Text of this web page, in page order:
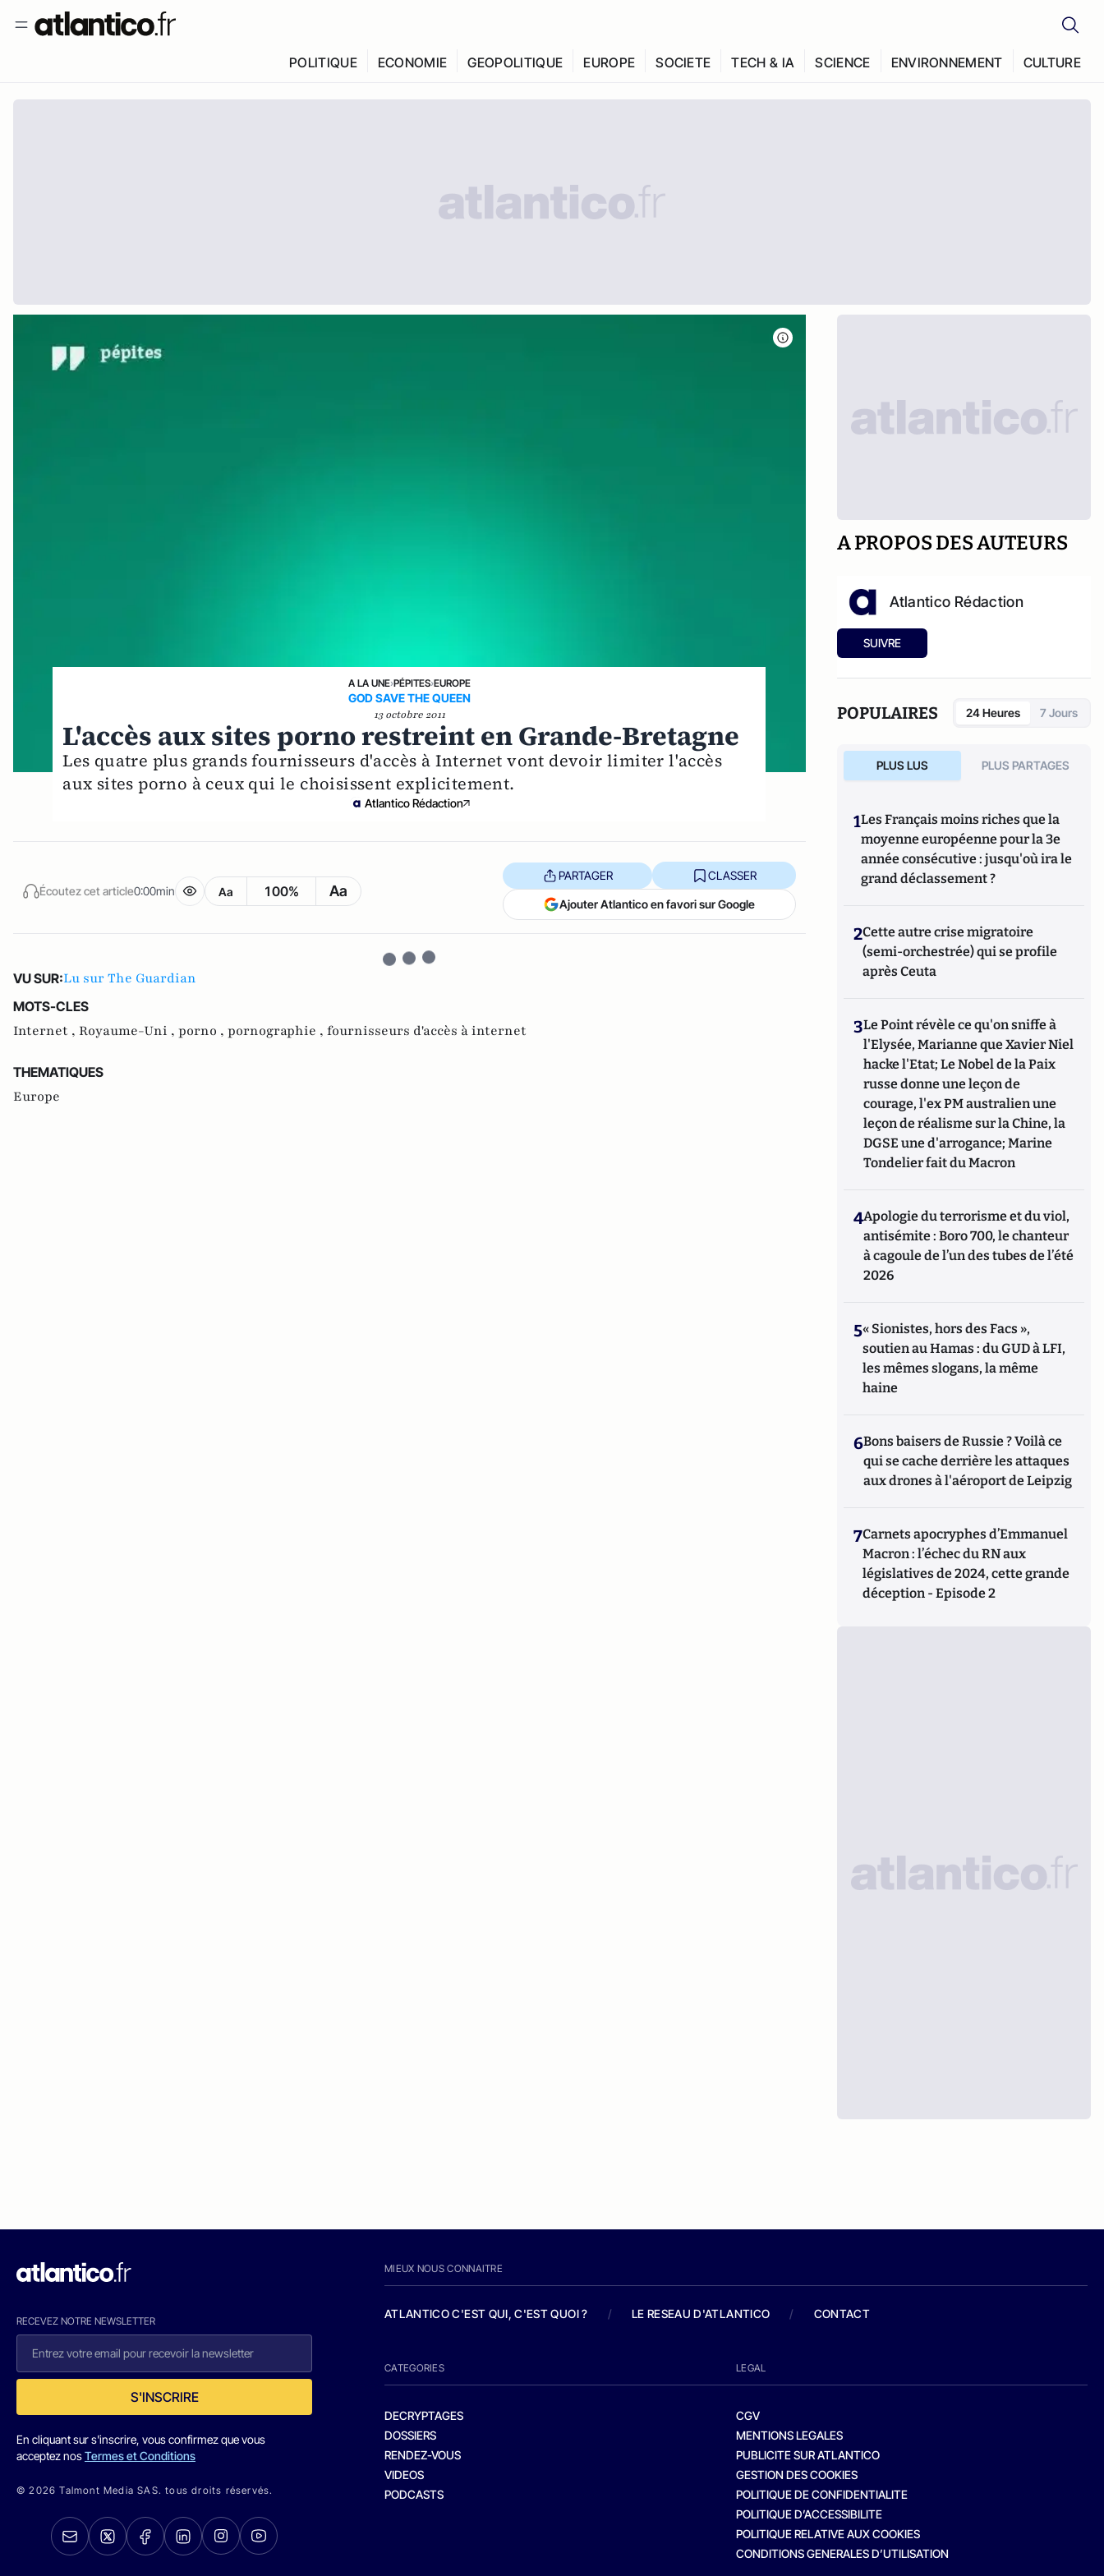
POLITIQUE ECONOMIE GEOPOLITIQUE EUROPE SOCIETE TECH & IA SCIENCE ENVIRONNEMENT CULTURE
A LA UNE›PÉPITES›EUROPE
GOD SAVE THE QUEEN
13 octobre 2011
L'accès aux sites porno restreint en Grande-Bretagne
Les quatre plus grands fournisseurs d'accès à Internet vont devoir limiter l'accès
aux sites porno à ceux qui le choisissent explicitement.
Atlantico Rédaction
Écoutez cet article0:00min Aa 100% Aa
PARTAGER CLASSER
Ajouter Atlantico en favori sur Google
VU SUR:Lu sur The Guardian
MOTS-CLES
Internet , Royaume-Uni , porno , pornographie , fournisseurs d'accès à internet
THEMATIQUES
Europe
A PROPOS DES AUTEURS
Atlantico Rédaction
SUIVRE
POPULAIRES 24 Heures 7 Jours
PLUS LUS PLUS PARTAGES
1Les Français moins riches que la
moyenne européenne pour la 3e
année consécutive : jusqu'où ira le
grand déclassement ?
2Cette autre crise migratoire
(semi-orchestrée) qui se profile
après Ceuta
3Le Point révèle ce qu'on sniffe à
l'Elysée, Marianne que Xavier Niel
hacke l'Etat; Le Nobel de la Paix
russe donne une leçon de
courage, l'ex PM australien une
leçon de réalisme sur la Chine, la
DGSE une d'arrogance; Marine
Tondelier fait du Macron
4Apologie du terrorisme et du viol,
antisémite : Boro 700, le chanteur
à cagoule de l’un des tubes de l’été
2026
5« Sionistes, hors des Facs »,
soutien au Hamas : du GUD à LFI,
les mêmes slogans, la même
haine
6Bons baisers de Russie ? Voilà ce
qui se cache derrière les attaques
aux drones à l'aéroport de Leipzig
7Carnets apocryphes d’Emmanuel
Macron : l’échec du RN aux
législatives de 2024, cette grande
déception - Episode 2
RECEVEZ NOTRE NEWSLETTER
S'INSCRIRE
En cliquant sur s'inscrire, vous confirmez que vous
acceptez nosTermes et Conditions
© 2026 Talmont Media SAS. tous droits réservés.
MIEUX NOUS CONNAITRE
ATLANTICO C'EST QUI, C'EST QUOI ? / LE RESEAU D'ATLANTICO / CONTACT
CATEGORIES
DECRYPTAGES
DOSSIERS
RENDEZ-VOUS
VIDEOS
PODCASTS
LEGAL
CGV
MENTIONS LEGALES
PUBLICITE SUR ATLANTICO
GESTION DES COOKIES
POLITIQUE DE CONFIDENTIALITE
POLITIQUE D’ACCESSIBILITE
POLITIQUE RELATIVE AUX COOKIES
CONDITIONS GENERALES D’UTILISATION